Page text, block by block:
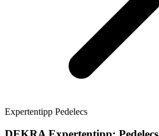
Expertentipp Pedelecs